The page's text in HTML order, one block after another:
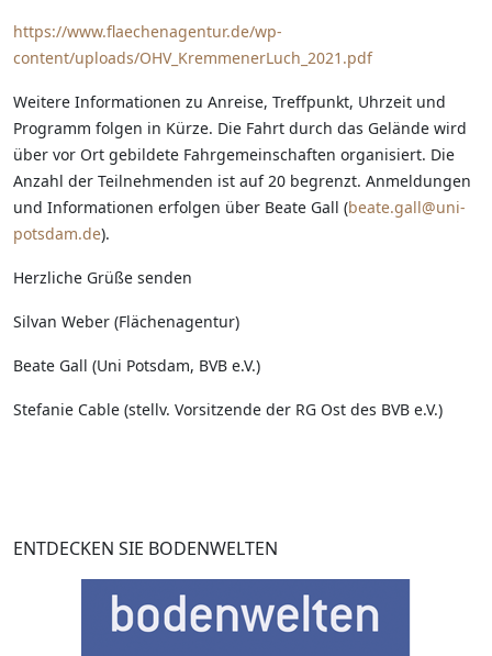
https://www.flaechenagentur.de/wp-
content/uploads/OHV_KremmenerLuch_2021.pdf
Weitere Informationen zu Anreise, Treffpunkt, Uhrzeit und
Programm folgen in Kürze. Die Fahrt durch das Gelände wird
über vor Ort gebildete Fahrgemeinschaften organisiert. Die
Anzahl der Teilnehmenden ist auf 20 begrenzt. Anmeldungen
und Informationen erfolgen über Beate Gall (beate.gall@uni-
potsdam.de).
Herzliche Grüße senden
Silvan Weber (Flächenagentur)
Beate Gall (Uni Potsdam, BVB e.V.)
Stefanie Cable (stellv. Vorsitzende der RG Ost des BVB e.V.)
ENTDECKEN SIE BODENWELTEN